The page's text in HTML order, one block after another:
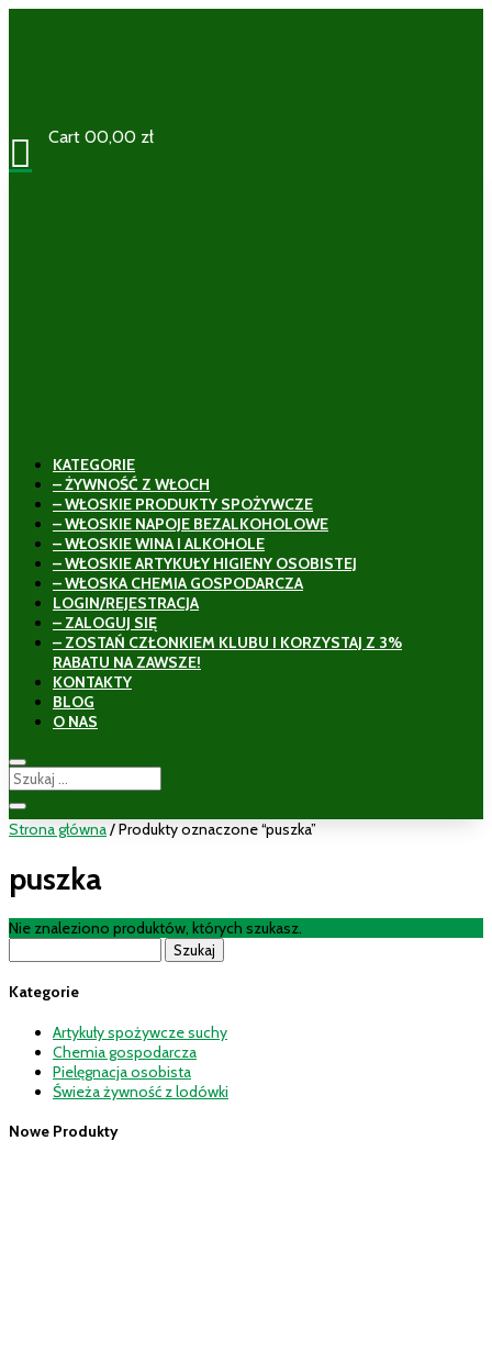
 Cart 00,00 zł
KATEGORIE
– ŻYWNOŚĆ Z WŁOCH
– WŁOSKIE PRODUKTY SPOŻYWCZE
– WŁOSKIE NAPOJE BEZALKOHOLOWE
– WŁOSKIE WINA I ALKOHOLE
– WŁOSKIE ARTYKUŁY HIGIENY OSOBISTEJ
– WŁOSKA CHEMIA GOSPODARCZA
LOGIN/REJESTRACJA
– ZALOGUJ SIĘ
– ZOSTAŃ CZŁONKIEM KLUBU I KORZYSTAJ Z 3%
RABATU NA ZAWSZE!
KONTAKTY
BLOG
O NAS
Strona główna/ Produkty oznaczone “puszka”
puszka
Nie znaleziono produktów, których szukasz.
Kategorie
Artykuły spożywcze suchy
Chemia gospodarcza
Pielęgnacja osobista
Świeża żywność z lodówki
Nowe Produkty